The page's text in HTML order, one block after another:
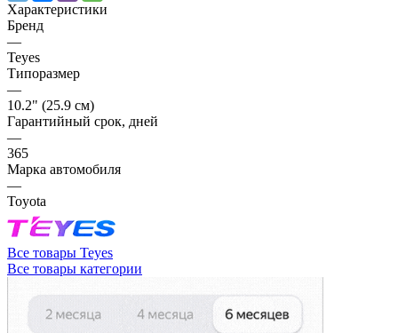
Характеристики
Бренд
—
Teyes
Типоразмер
—
10.2" (25.9 см)
Гарантийный срок, дней
—
365
Марка автомобиля
—
Toyota
Все товары Teyes
Все товары категории